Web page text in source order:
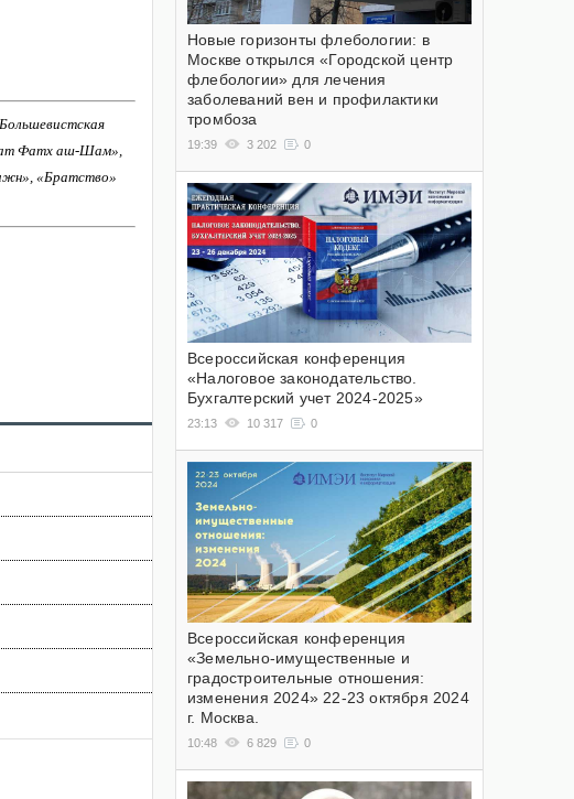
Фатх аш-Шам»,
«Братство»
Новые горизонты флебологии: в
Москве открылся «Городской центр
флебологии» для лечения
заболеваний вен и профилактики
тромбоза
19:39 3 202 0
Всероссийская конференция
«Налоговое законодательство.
Бухгалтерский учет 2024-2025»
23:13 10 317 0
Всероссийская конференция
«Земельно-имущественные и
градостроительные отношения:
изменения 2024» 22-23 октября 2024
г. Москва.
10:48 6 829 0